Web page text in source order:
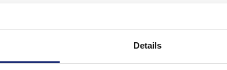
Details